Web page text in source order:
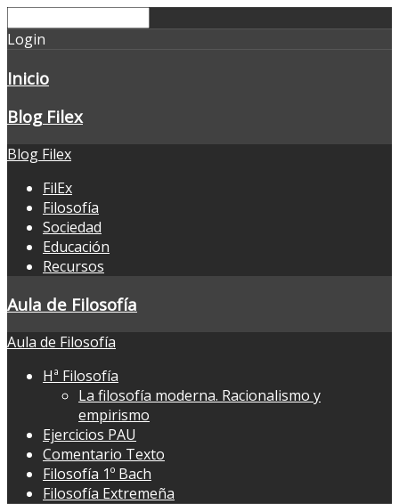
Login
Inicio
Blog Filex
Blog Filex
FilEx
Filosofía
Sociedad
Educación
Recursos
Aula de Filosofía
Aula de Filosofía
Hª Filosofía
La filosofía moderna. Racionalismo y
empirismo
Ejercicios PAU
Comentario Texto
Filosofía 1º Bach
Filosofía Extremeña